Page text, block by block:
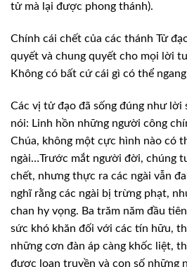
tử mà lại được phong thánh).
Chính cái chết của các thánh Tử
quyết và chung quyết cho mọi lời
Không có bất cứ cái gì có thể
Các vị tử đạo đã sống đúng như lời
nói: Linh hồn những người công
Chúa, không một cực hình nào có
ngài…Trước mắt người đời, chúng
chết, nhưng thực ra các ngài vẫn
nghĩ rằng các ngài bị trừng phạt,
chan hy vọng. Ba trăm năm đầu
sức khó khăn đối với các tín hữu,
những cơn đàn áp càng khốc liệt,
được loan truyền và con số những